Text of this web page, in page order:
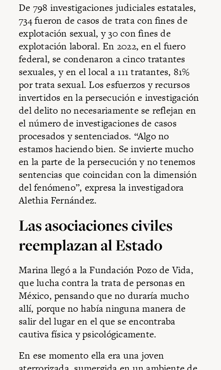
De 798 investigaciones judiciales estatales,
734 fueron de casos de trata con fines de
explotación sexual, y 30 con fines de
explotación laboral. En 2022, en el fuero
federal, se condenaron a cinco tratantes
sexuales, y en el local a 111 tratantes, 81%
por trata sexual. Los esfuerzos y recursos
invertidos en la persecución e investigación
del delito no necesariamente se reflejan en
el número de investigaciones de casos
procesados y sentenciados. “Algo no
estamos haciendo bien. Se invierte mucho
en la parte de la persecución y no tenemos
sentencias que coincidan con la dimensión
del fenómeno”, expresa la investigadora
Alethia Fernández.
Las asociaciones civiles
reemplazan al Estado
Marina llegó a la Fundación Pozo de Vida,
que lucha contra la trata de personas en
México, pensando que no duraría mucho
allí, porque no había ninguna manera de
salir del lugar en el que se encontraba
cautiva física y psicológicamente.
En ese momento ella era una joven